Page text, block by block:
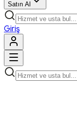
Satın Al
Giriş